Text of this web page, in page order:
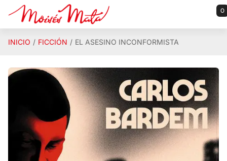
Saltar al contenido principal 0
INICIO FICCIÓN EL ASESINO INCONFORMISTA